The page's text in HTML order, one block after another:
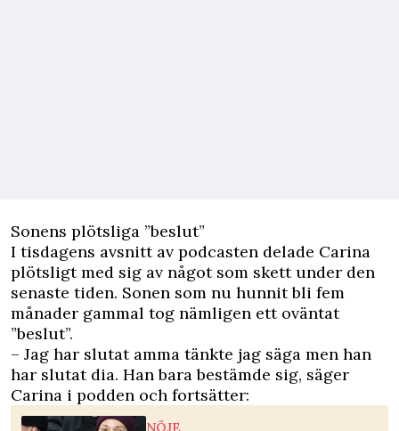
Sonens plötsliga ”beslut”
I tisdagens avsnitt av podcasten delade Carina
plötsligt med sig av något som skett under den
senaste tiden. Sonen som nu hunnit bli fem
månader gammal tog nämligen ett oväntat
”beslut”.
– Jag har slutat amma tänkte jag säga men han
har slutat dia. Han bara bestämde sig, säger
Carina i podden och fortsätter:
NÖJE